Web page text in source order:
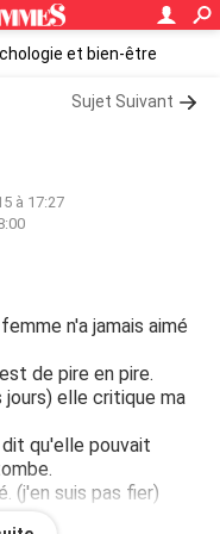
et bien-être
Sujet Suivant
à 17:27
n'a jamais aimé
de pire en pire.
elle critique ma
qu'elle pouvait
(j'en suis pas fier)